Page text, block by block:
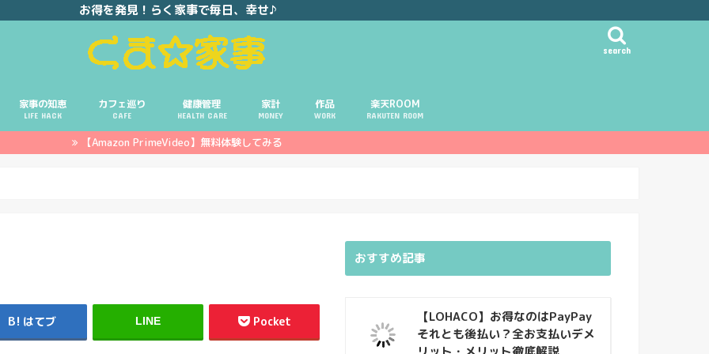
お得を発見！らく家事で毎日、幸せ♪
search
家事の知恵
LIFE HACK
カフェ巡り
CAFE
健康管理
HEALTH CARE
家計
MONEY
ポイ活
投資
副業
作品
WORK
楽天ROOM
RAKUTEN ROOM
【Amazon PrimeVideo】無料体験してみる
はてブ LINE Pocket
おすすめ記事
【LOHACO】お得なのはPayPay
それとも後払い？全お支払いデメ